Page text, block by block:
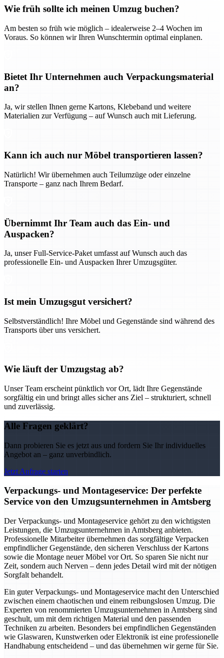
Wie früh sollte ich meinen Umzug buchen?
Am besten so früh wie möglich – idealerweise 2–4 Wochen im
Voraus. So können wir Ihren Wunschtermin optimal einplanen.
Bietet Ihr Unternehmen auch Verpackungsmaterial
an?
Ja, wir stellen Ihnen gerne Kartons, Klebeband und weitere
Materialien zur Verfügung – auf Wunsch auch mit Lieferung.
Kann ich auch nur Möbel transportieren lassen?
Natürlich! Wir übernehmen auch Teilumzüge oder einzelne
Transporte – ganz nach Ihrem Bedarf.
Übernimmt Ihr Team auch das Ein- und
Auspacken?
Ja, unser Full-Service-Paket umfasst auf Wunsch auch das
professionelle Ein- und Auspacken Ihrer Umzugsgüter.
Ist mein Umzugsgut versichert?
Selbstverständlich! Ihre Möbel und Gegenstände sind während des
Transports über uns versichert.
Wie läuft der Umzugstag ab?
Unser Team erscheint pünktlich vor Ort, lädt Ihre Gegenstände
sorgfältig ein und bringt alles sicher ans Ziel – strukturiert, schnell
und zuverlässig.
Alle Fragen geklärt?
Dann probieren Sie es jetzt aus und fordern Sie Ihr individuelles
Angebot an – ganz unverbindlich.
Jetzt Anfrage starten
Verpackungs- und Montageservice: Der perfekte
Service von den Umzugsunternehmen in Amtsberg
Der Verpackungs- und Montageservice gehört zu den wichtigsten
Leistungen, die Umzugsunternehmen in Amtsberg anbieten.
Professionelle Mitarbeiter übernehmen das sorgfältige Verpacken
empfindlicher Gegenstände, den sicheren Verschluss der Kartons
sowie die Montage neuer Möbel vor Ort. So sparen Sie nicht nur
Zeit, sondern auch Nerven – denn jedes Detail wird mit der nötigen
Sorgfalt behandelt.
Ein guter Verpackungs- und Montageservice macht den Unterschied
zwischen einem chaotischen und einem reibungslosen Umzug. Die
Experten von renommierten Umzugsunternehmen in Amtsberg sind
geschult, um mit dem richtigen Material und den passenden
Techniken zu arbeiten. Besonders bei empfindlichen Gegenständen
wie Glaswaren, Kunstwerken oder Elektronik ist eine professionelle
Handhabung entscheidend – und das übernehmen wir gerne für Sie.